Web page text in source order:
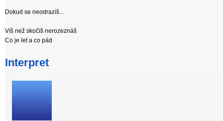
Dokud se neodrazíš...
Víš než skočíš nerozeznáš
Co je let a co pád
Interpret